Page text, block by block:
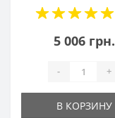
5 006 грн.
- +
В КОРЗИНУ